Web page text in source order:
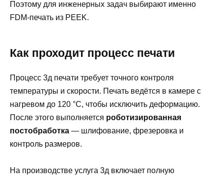
Поэтому для инженерных задач выбирают именно
FDM-печать из PEEK.
Как проходит процесс печати
Процесс 3д печати требует точного контроля
температуры и скорости. Печать ведётся в камере с
нагревом до 120 °C, чтобы исключить деформацию.
После этого выполняется роботизированная
постобработка — шлифование, фрезеровка и
контроль размеров.
На производстве услуга 3д включает полную